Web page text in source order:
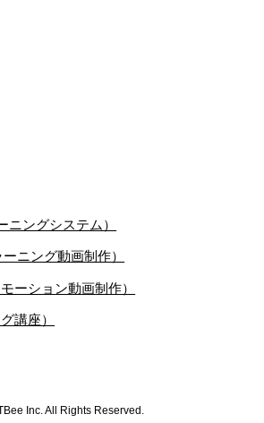
ニングシステム）
ニング動画制作）
ーション動画制作）
講座）
Inc. All Rights Reserved.